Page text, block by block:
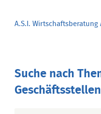
A.S.I. Wirtschaftsberatung
Suche nach